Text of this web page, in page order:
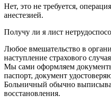
Нет, это не требуется,
анестезией.
Получу ли я лист
Любое вмешательство в
наступление страхового
Мы сами оформляем
паспорт, документ
Больничный обычно
восстановления.